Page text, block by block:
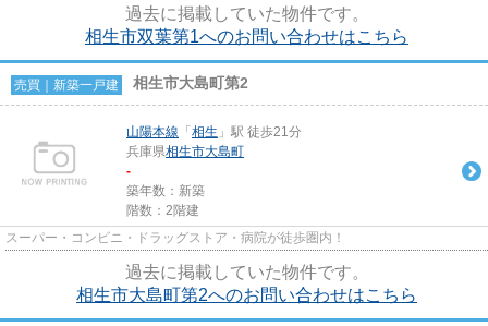
過去に掲載していた物件です。
相生市双葉第1へのお問い合わせはこちら
売買｜新築一戸建 相生市大島町第2
山陽本線 「 相生 」駅 徒歩21分
兵庫県相生市大島町
-
築年数：新築
階数：2階建
スーパー・コンビニ・ドラッグストア・病院が徒歩圏内！
過去に掲載していた物件です。
相生市大島町第2へのお問い合わせはこちら